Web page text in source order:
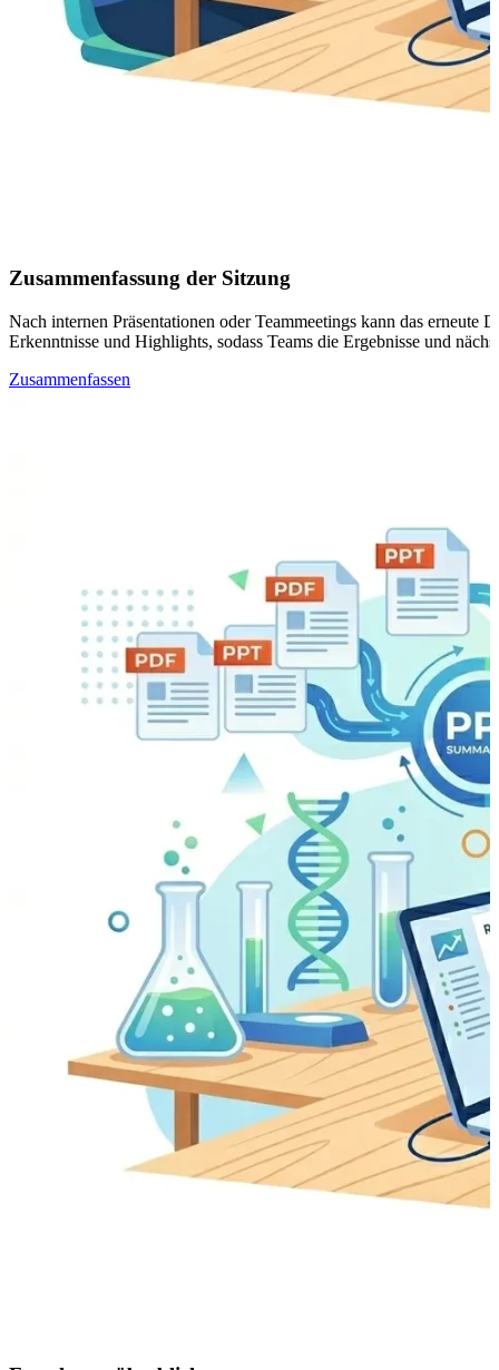
Zusammenfassung der Sitzung
Nach internen Präsentationen oder Teammeetings kann das
Erkenntnisse und Highlights, sodass Teams die Ergebnisse und
Zusammenfassen